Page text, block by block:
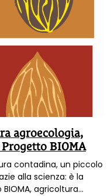
agroecologia,
BIOMA
contadina, un piccolo
alla scienza: è la
agricoltura